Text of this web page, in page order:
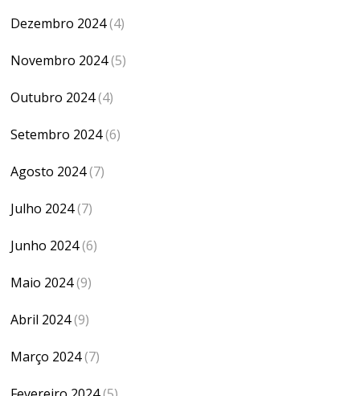
Dezembro 2024(4)
Novembro 2024(5)
Outubro 2024(4)
Setembro 2024(6)
Agosto 2024(7)
Julho 2024(7)
Junho 2024(6)
Maio 2024(9)
Abril 2024(9)
Março 2024(7)